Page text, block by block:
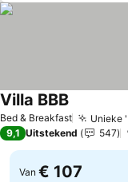
Bed & Breakfast Unieke
Villa BBB
9,1 Uitstekend 547
Van € 107